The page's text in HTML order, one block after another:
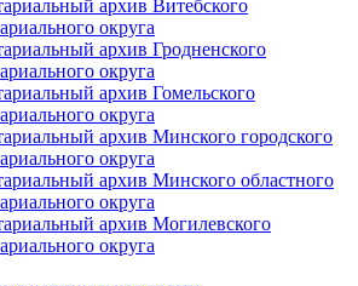
архив Витебского
округа
архив Гродненского
округа
архив Гомельского
округа
архив Минского городского
округа
архив Минского областного
округа
архив Могилевского
округа